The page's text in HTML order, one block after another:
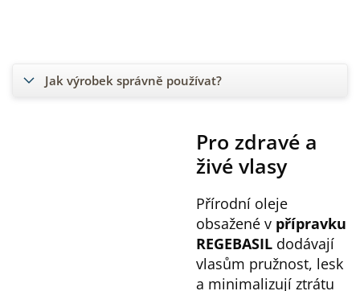
Jak výrobek správně používat?
Pro zdravé a
živé vlasy
Přírodní oleje
obsažené v přípravku
REGEBASIL dodávají
vlasům pružnost, lesk
a minimalizují ztrátu